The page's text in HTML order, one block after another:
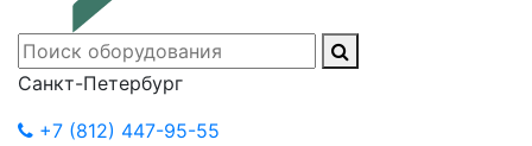
Санкт-Петербург
+7 (812) 447-95-55